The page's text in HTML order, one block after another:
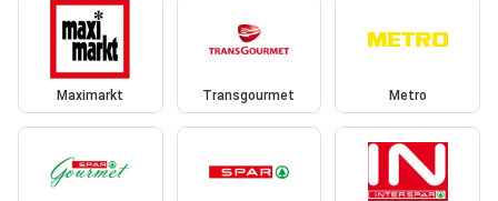
Maximarkt Transgourmet Metro